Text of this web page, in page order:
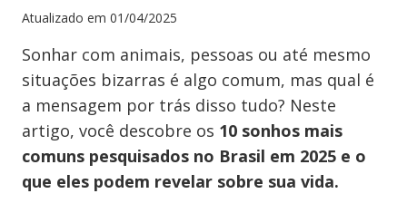
Atualizado em 01/04/2025
Sonhar com animais, pessoas ou até mesmo
situações bizarras é algo comum, mas qual é
a mensagem por trás disso tudo? Neste
artigo, você descobre os 10 sonhos mais
comuns pesquisados no Brasil em 2025 e o
que eles podem revelar sobre sua vida.